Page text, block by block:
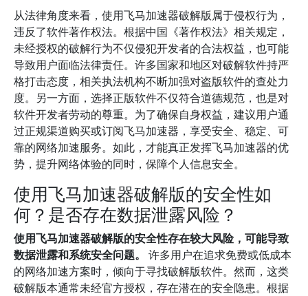
从法律角度来看，使用飞马加速器破解版属于侵权行为，
违反了软件著作权法。根据中国《著作权法》相关规定，
未经授权的破解行为不仅侵犯开发者的合法权益，也可能
导致用户面临法律责任。许多国家和地区对破解软件持严
格打击态度，相关执法机构不断加强对盗版软件的查处力
度。另一方面，选择正版软件不仅符合道德规范，也是对
软件开发者劳动的尊重。为了确保自身权益，建议用户通
过正规渠道购买或订阅飞马加速器，享受安全、稳定、可
靠的网络加速服务。如此，才能真正发挥飞马加速器的优
势，提升网络体验的同时，保障个人信息安全。
使用飞马加速器破解版的安全性如
何？是否存在数据泄露风险？
使用飞马加速器破解版的安全性存在较大风险，可能导致
数据泄露和系统安全问题。
许多用户在追求免费或低成本
的网络加速方案时，倾向于寻找破解版软件。然而，这类
破解版本通常未经官方授权，存在潜在的安全隐患。根据